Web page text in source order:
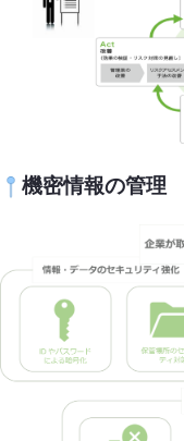
機密情報の管理